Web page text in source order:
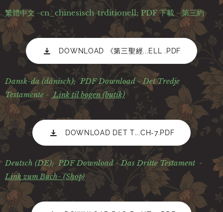
繁體中文 -cn_chinesisch-trditionell; PDF 下載 - 第三約
DOWNLOAD 《第三聖經...ELL .PDF
Dansk-da (dänisch); PDF Download - Det Tredje
Testamente - Link til bogen (butik)
DOWNLOAD DET T...CH-7.PDF
Deutsch (DE); PDFDownload - Das Dritte Testament -
Link zum Buch- (Shop)